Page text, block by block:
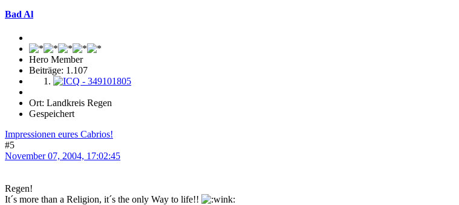
Bad Al
Hero Member
Beiträge: 1.107
Ort: Landkreis Regen
Gespeichert
Impressionen eures Cabrios!
#5
November 07, 2004, 17:02:45
Regen!
It´s more than a Religion, it´s the only Way to life!!